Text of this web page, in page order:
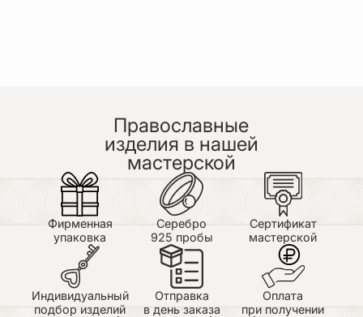
Православные
изделия в нашей
мастерской
Фирменная
упаковка
Серебро
925 пробы
Сертификат
мастерской
Индивидуальный
подбор изделий
Отправка
в день заказа
Оплата
при получении